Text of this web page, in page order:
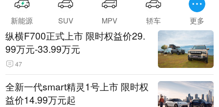
新能源 SUV MPV 轿车 更多
纵横F700正式上市 限时权益价29.
99万元-33.99万元
47
全新一代smart精灵1号上市 限时权
益价14.99万元起